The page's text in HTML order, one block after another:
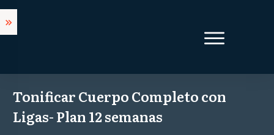
Tonificar Cuerpo Completo con
Ligas- Plan 12 semanas